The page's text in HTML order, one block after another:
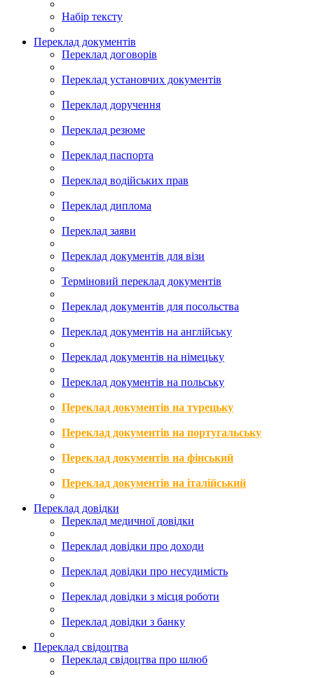
Набір тексту
Переклад документів
Переклад договорів
Переклад установчих документів
Переклад доручення
Переклад резюме
Переклад паспорта
Переклад водійських прав
Переклад диплома
Переклад заяви
Переклад документів для візи
Терміновий переклад документів
Переклад документів для посольства
Переклад документів на англійську
Переклад документів на німецьку
Переклад документів на польську
Переклад документів на турецьку
Переклад документів на португальську
Переклад документів на фінський
Переклад документів на італійський
Переклад довідки
Переклад медичної довідки
Переклад довідки про доходи
Переклад довідки про несудимість
Переклад довідки з місця роботи
Переклад довідки з банку
Переклад свідоцтва
Переклад свідоцтва про шлюб